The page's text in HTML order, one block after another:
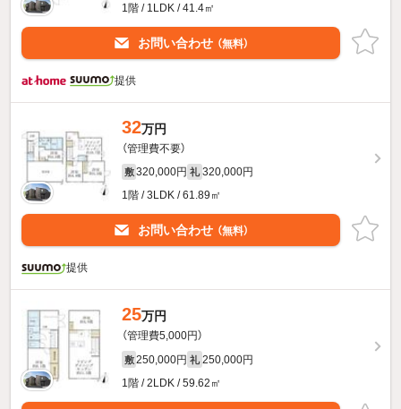
1階 / 1LDK / 41.4㎡
お問い合わせ （無料）
提供
32万円
（管理費不要）
敷 320,000円 礼 320,000円
1階 / 3LDK / 61.89㎡
お問い合わせ （無料）
提供
25万円
（管理費5,000円）
敷 250,000円 礼 250,000円
1階 / 2LDK / 59.62㎡